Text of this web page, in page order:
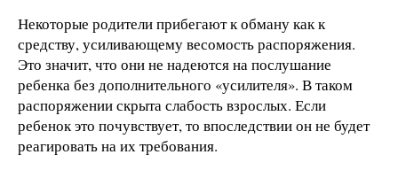
Некоторые родители прибегают к обману как к
средству, усиливающему весомость распоряжения.
Это значит, что они не надеются на послушание
ребенка без дополнительного «усилителя». В таком
распоряжении скрыта слабость взрослых. Если
ребенок это почувствует, то впоследствии он не будет
реагировать на их требования.